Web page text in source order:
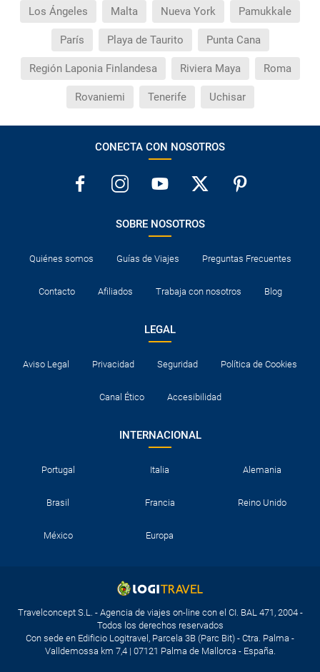
Los Ángeles Malta Nueva York Pamukkale
París Playa de Taurito Punta Cana
Región Laponia Finlandesa Riviera Maya Roma
Rovaniemi Tenerife Uchisar
CONECTA CON NOSOTROS
SOBRE NOSOTROS
Quiénes somos Guías de Viajes Preguntas Frecuentes
Contacto Afiliados Trabaja con nosotros Blog
LEGAL
Aviso Legal Privacidad Seguridad Política de Cookies
Canal Ético Accesibilidad
INTERNACIONAL
Portugal Italia Alemania
Brasil Francia Reino Unido
México Europa
Travelconcept S.L. - Agencia de viajes on-line con el CI. BAL 471, 2004 -
Todos los derechos reservados
Con sede en Edificio Logitravel, Parcela 3B (Parc Bit) - Ctra. Palma -
Valldemossa km 7,4 | 07121 Palma de Mallorca - España.